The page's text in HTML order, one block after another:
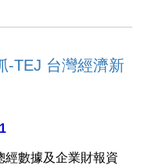
-TEJ 台灣經濟新
經數據及企業財報資